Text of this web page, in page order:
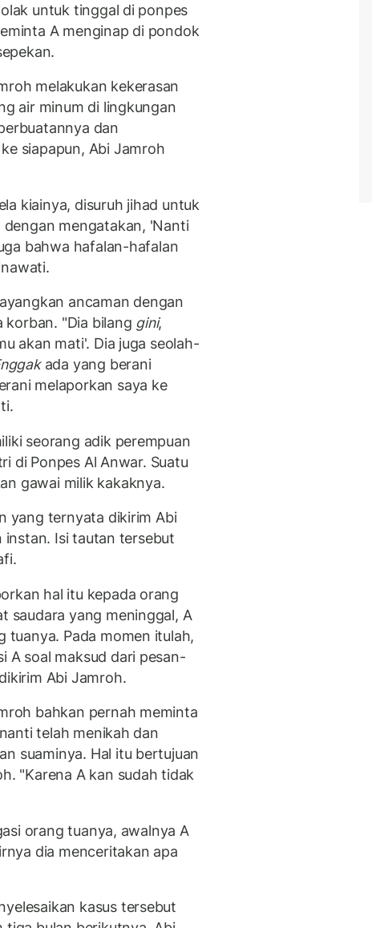
untuk tinggal di ponpes
A menginap di pondok
melakukan kekerasan
air minum di lingkungan
dan
siapapun, Abi Jamroh
kiainya, disuruh jihad untuk
dengan mengatakan, 'Nanti
bahwa hafalan-hafalan
ancaman dengan
"Dia bilang gini,
akan mati'. Dia juga seolah-
ada yang berani
melaporkan saya ke
seorang adik perempuan
di Ponpes Al Anwar. Suatu
gawai milik kakaknya.
yang ternyata dikirim Abi
instan. Isi tautan tersebut
hal itu kepada orang
saudara yang meninggal, A
tuanya. Pada momen itulah,
A soal maksud dari pesan-
Abi Jamroh.
bahkan pernah meminta
telah menikah dan
suaminya. Hal itu bertujuan
"Karena A kan sudah tidak
orang tuanya, awalnya A
dia menceritakan apa
kasus tersebut